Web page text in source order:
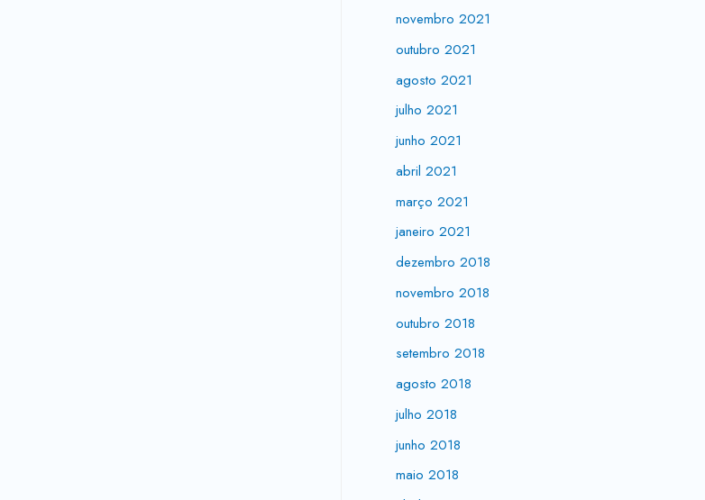
novembro 2021
outubro 2021
agosto 2021
julho 2021
junho 2021
abril 2021
março 2021
janeiro 2021
dezembro 2018
novembro 2018
outubro 2018
setembro 2018
agosto 2018
julho 2018
junho 2018
maio 2018